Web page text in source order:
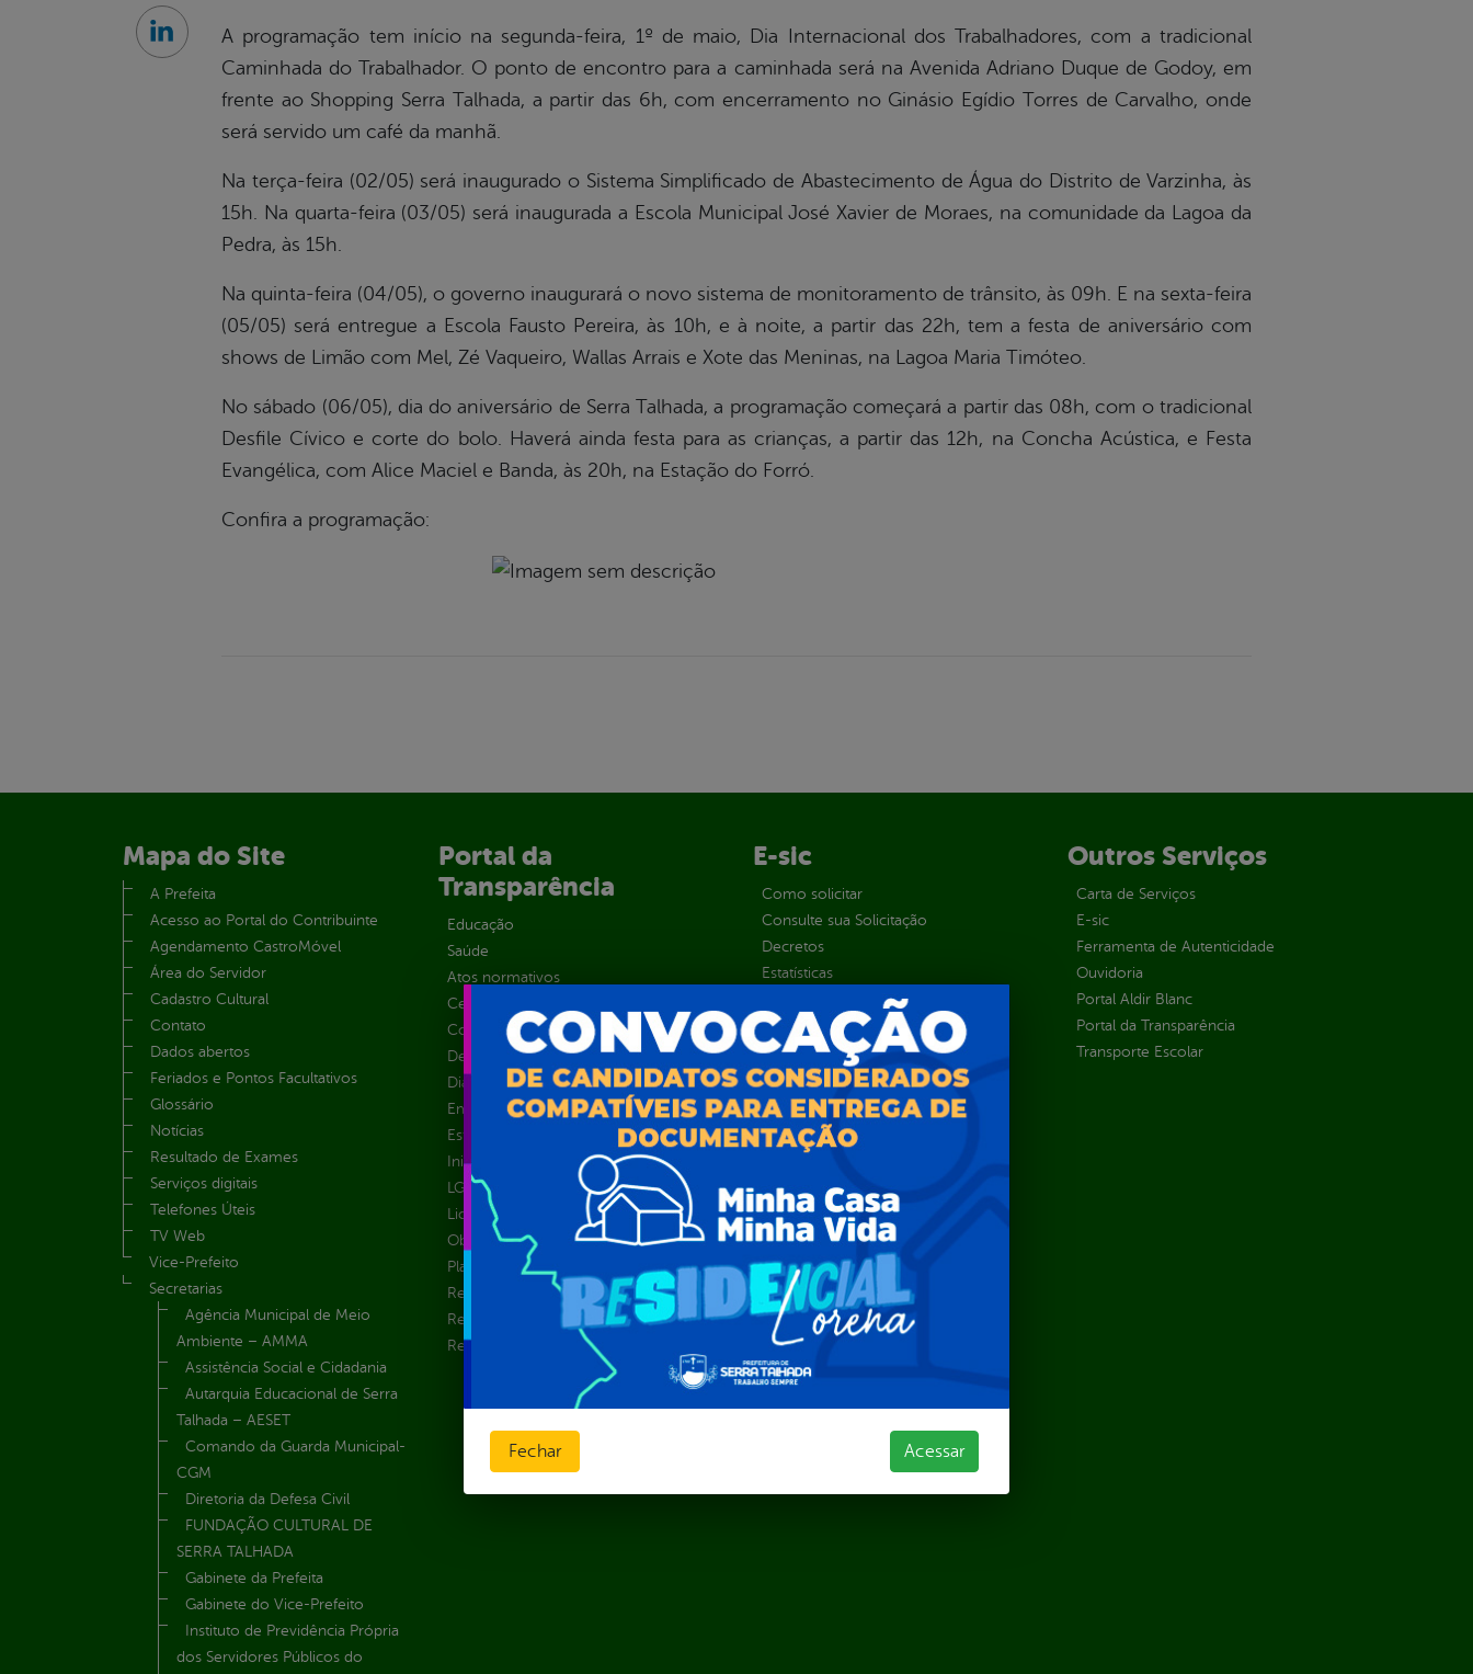
A programação tem início na segunda-feira, 1º de maio, Dia Internacional dos Trabalhadores, com a tradicional
Caminhada do Trabalhador. O ponto de encontro para a caminhada será na Avenida Adriano Duque de Godoy, em
frente ao Shopping Serra Talhada, a partir das 6h, com encerramento no Ginásio Egídio Torres de Carvalho, onde
será servido um café da manhã.
Na terça-feira (02/05) será inaugurado o Sistema Simplificado de Abastecimento de Água do Distrito de Varzinha, às
15h. Na quarta-feira (03/05) será inaugurada a Escola Municipal José Xavier de Moraes, na comunidade da Lagoa da
Pedra, às 15h.
Na quinta-feira (04/05), o governo inaugurará o novo sistema de monitoramento de trânsito, às 09h. E na sexta-feira
(05/05) será entregue a Escola Fausto Pereira, às 10h, e à noite, a partir das 22h, tem a festa de aniversário com
shows de Limão com Mel, Zé Vaqueiro, Wallas Arrais e Xote das Meninas, na Lagoa Maria Timóteo.
No sábado (06/05), dia do aniversário de Serra Talhada, a programação começará a partir das 08h, com o tradicional
Desfile Cívico e corte do bolo. Haverá ainda festa para as crianças, a partir das 12h, na Concha Acústica, e Festa
Evangélica, com Alice Maciel e Banda, às 20h, na Estação do Forró.
Confira a programação:
Linkedin
Mapa do Site
A Prefeita
Acesso ao Portal do Contribuinte
Agendamento CastroMóvel
Área do Servidor
Cadastro Cultural
Contato
Dados abertos
Feriados e Pontos Facultativos
Glossário
Notícias
Resultado de Exames
Serviços digitais
Telefones Úteis
TV Web
Vice-Prefeito
Secretarias
Agência Municipal de Meio
Ambiente – AMMA
Assistência Social e Cidadania
Autarquia Educacional de Serra
Talhada – AESET
Comando da Guarda Municipal-
CGM
Diretoria da Defesa Civil
FUNDAÇÃO CULTURAL DE
SERRA TALHADA
Gabinete da Prefeita
Gabinete do Vice-Prefeito
Instituto de Previdência Própria
dos Servidores Públicos do
Portal da
Transparência
Educação
Saúde
Atos normativos
Central de Dúvidas
Convênios e Transferências
Despesas
Diárias
Emendas parlamentares
Estrutura Organizacional
Inicio
LGPD e Governo Digital
Licitações e Contratos
Obras Públicas
Planejamento e Prestação de Contas
Receitas
Recursos Humanos
Renúncias de Receitas
E-sic
Como solicitar
Consulte sua Solicitação
Decretos
Estatísticas
Prazos e autoridades
Sic Físico
Solicitar Recurso
Solicitar um pedido
Outros Serviços
Carta de Serviços
E-sic
Ferramenta de Autenticidade
Ouvidoria
Portal Aldir Blanc
Portal da Transparência
Transporte Escolar
Fechar Acessar